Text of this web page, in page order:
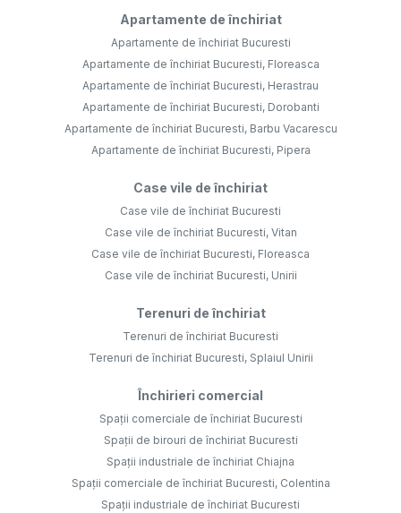
Apartamente de închiriat
Apartamente de închiriat Bucuresti
Apartamente de închiriat Bucuresti, Floreasca
Apartamente de închiriat Bucuresti, Herastrau
Apartamente de închiriat Bucuresti, Dorobanti
Apartamente de închiriat Bucuresti, Barbu Vacarescu
Apartamente de închiriat Bucuresti, Pipera
Case vile de închiriat
Case vile de închiriat Bucuresti
Case vile de închiriat Bucuresti, Vitan
Case vile de închiriat Bucuresti, Floreasca
Case vile de închiriat Bucuresti, Unirii
Terenuri de închiriat
Terenuri de închiriat Bucuresti
Terenuri de închiriat Bucuresti, Splaiul Unirii
Închirieri comercial
Spații comerciale de închiriat Bucuresti
Spații de birouri de închiriat Bucuresti
Spații industriale de închiriat Chiajna
Spații comerciale de închiriat Bucuresti, Colentina
Spații industriale de închiriat Bucuresti